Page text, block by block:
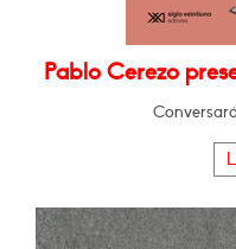
Pablo Cerezo